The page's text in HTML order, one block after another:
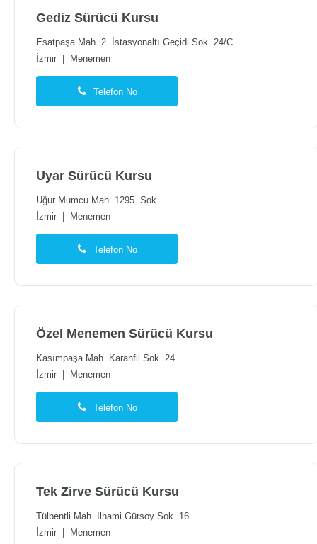
Gediz Sürücü Kursu
Esatpaşa Mah. 2. İstasyonaltı Geçidi Sok. 24/C
İzmir
Menemen
Telefon No
Uyar Sürücü Kursu
Uğur Mumcu Mah. 1295. Sok.
İzmir
Menemen
Telefon No
Özel Menemen Sürücü Kursu
Kasımpaşa Mah. Karanfil Sok. 24
İzmir
Menemen
Telefon No
Tek Zirve Sürücü Kursu
Tülbentli Mah. İlhami Gürsoy Sok. 16
İzmir
Menemen